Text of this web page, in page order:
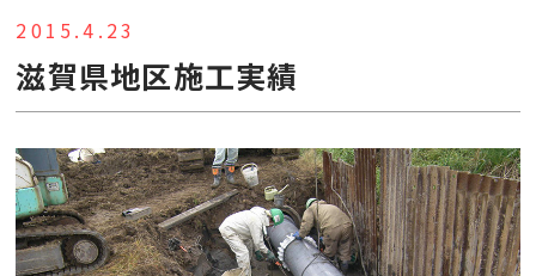
2015.4.23
滋賀県地区施工実績